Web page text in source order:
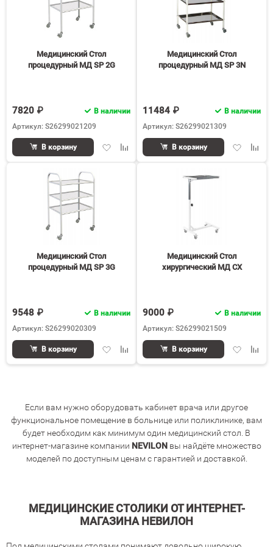
Медицинский Стол
процедурный МД SP 2G
7820 ₽
В наличии
Артикул: S26299021209
ДобавитьДобавить
В корзину
Медицинский Стол
процедурный МД SP 3N
11484 ₽
В наличии
Артикул: S26299021309
Добавить
В корзину
Медицинский Стол
процедурный МД SP 3G
9548 ₽
В наличии
Артикул: S26299020309
ДобавитьДобавить
В корзину
Медицинский Стол
хирургический МД СХ
9000 ₽
В наличии
Артикул: S26299021509
Добавить
В корзину
Если вам нужно оборудовать кабинет врача или другое
функциональное помещение в больнице или поликлинике, вам
будет необходим как минимум один медицинский стол. В
интернет-магазине компании NEVILONвы найдёте множество
моделей по доступным ценам с гарантией и доставкой.
МЕДИЦИНСКИЕ СТОЛИКИ ОТ ИНТЕРНЕТ-
МАГАЗИНА НЕВИЛОН